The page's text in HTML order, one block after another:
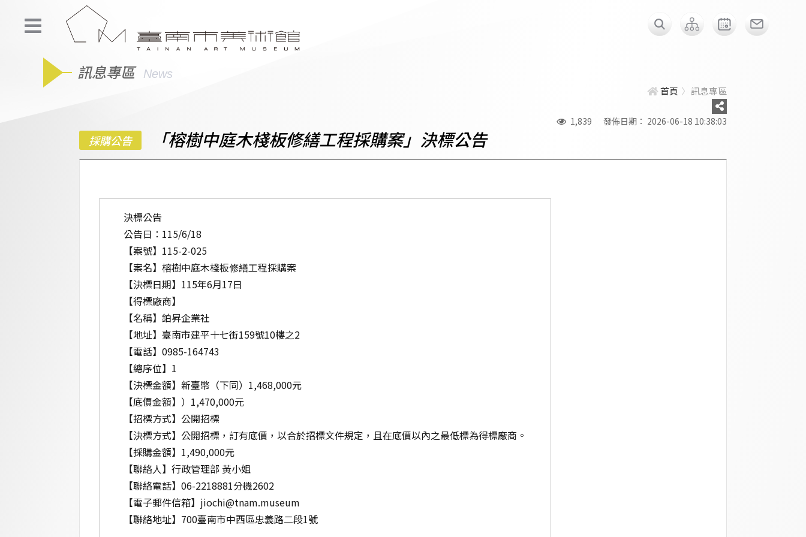
訊息專區 News
首頁 訊息專區
1,839 發佈日期： 2026-06-18 10:38:03
採購公告 「榕樹中庭木棧板修繕工程採購案」決標公告
決標公告
公告日：115/6/18
【案號】115-2-025
【案名】榕樹中庭木棧板修繕工程採購案
【決標日期】115年6月17日
【得標廠商】
【名稱】鉑昇企業社
【地址】臺南市建平十七街159號10樓之2
【電話】0985-164743
【總序位】1
【決標金額】新臺幣（下同）1,468,000元
【底價金額】）1,470,000元
【招標方式】公開招標
【決標方式】公開招標，訂有底價，以合於招標文件規定，且在底價以內之最低標為得標廠商。
【採購金額】1,490,000元
【聯絡人】行政管理部 黃小姐
【聯絡電話】06-2218881分機2602
【電子郵件信箱】 jiochi@tnam.museum
【聯絡地址】700臺南市中西區忠義路二段1號